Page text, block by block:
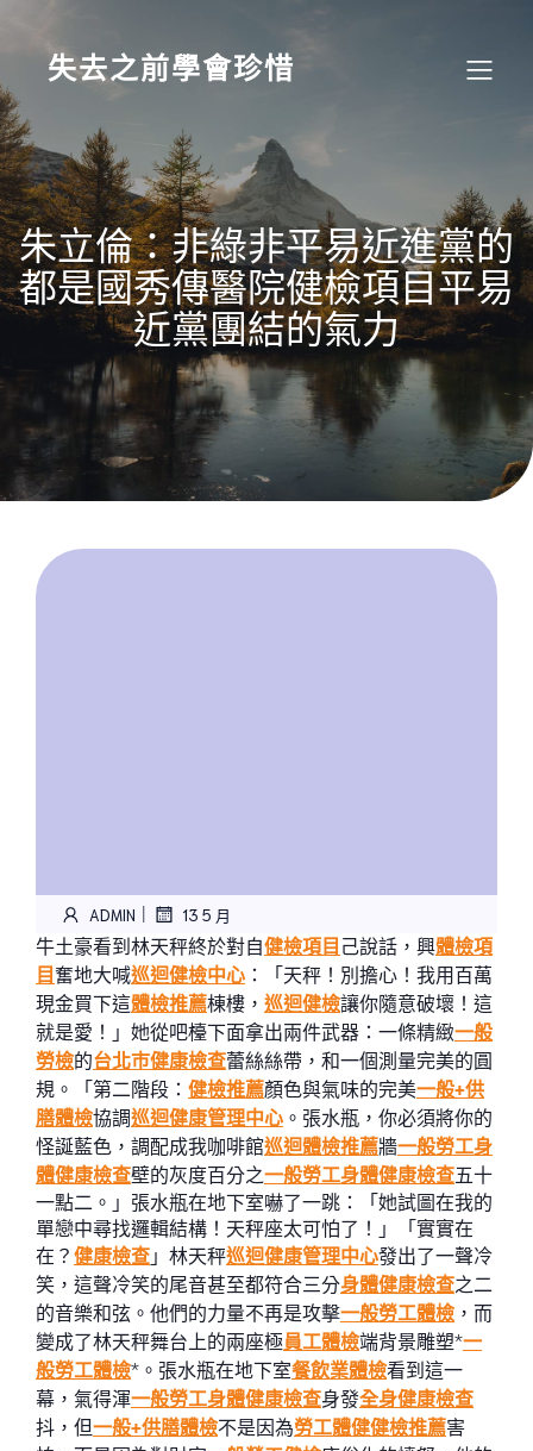
content
失去之前學會珍惜
朱立倫：非綠非平易近進黨的
都是國秀傳醫院健檢項目平易
近黨團結的氣力
ADMIN | 13 5 月
牛土豪看到林天秤終於對自健檢項目 己說話，興體檢項
目奮地大喊巡迴健檢中心 ：「天秤！別擔心！我用百萬
現金買下這體檢推薦棟樓， 巡迴健檢讓你隨意破壞！這
就是愛！」她從吧檯下面拿出兩件武器：一條精緻一般
勞檢的台北巿健康檢查蕾絲絲帶，和一個測量完美的圓
規。「第二階段： 健檢推薦顏色與氣味的完美一般+供
膳體檢協調巡迴健康管理中心 。張水瓶，你必須將你的
怪誕藍色，調配成我咖啡館巡迴體檢推薦牆一般勞工身
體健康檢查壁的灰度百分之一般勞工身體健康檢查五十
一點二。」張水瓶在地下室嚇了一跳：「她試圖在我的
單戀中尋找邏輯結構！天秤座太可怕了！」「實實在
在？ 健康檢查 」林天秤巡迴健康管理中心發出了一聲冷
笑，這聲冷笑的尾音甚至都符合三分身體健康檢查之二
的音樂和弦。他們的力量不再是攻擊一般勞工體檢 ，而
變成了林天秤舞台上的兩座極員工體檢端背景雕塑*一
般勞工體檢*。張水瓶在地下室餐飲業體檢看到這一
幕，氣得渾一般勞工身體健康檢查身發全身健康檢查
抖，但一般+供膳體檢不是因為勞工體健健檢推薦害